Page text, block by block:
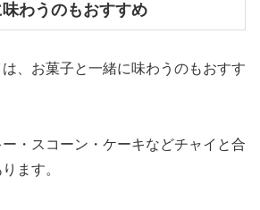
わうのもおすすめ
、お菓子と一緒に味わうのもおすす
・スコーン・ケーキなどチャイと合
ます。